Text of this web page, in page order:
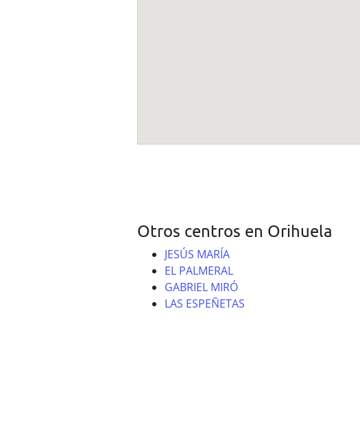
Otros centros en Orihuela
JESÚS MARÍA
EL PALMERAL
GABRIEL MIRÓ
LAS ESPEÑETAS